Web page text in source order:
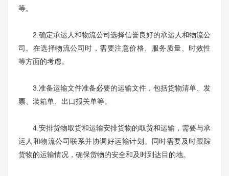
等。
2.确定承运人和物流公司选择信誉良好的承运人和物流公
司。在选择物流公司时，需要注意价格、服务质量、时效性
等方面的考虑。
3.准备运输文件准备必要的运输文件，包括货物清单、发
票、装箱单、出口报关单等。
4.安排货物取货和运输安排货物的取货和运输，需要与承
运人和物流公司联系并协调好运输计划。同时需要及时跟踪
货物的运输情况，确保货物的安全和及时到达目的地。